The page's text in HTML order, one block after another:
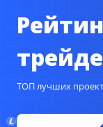
ТОП лучших